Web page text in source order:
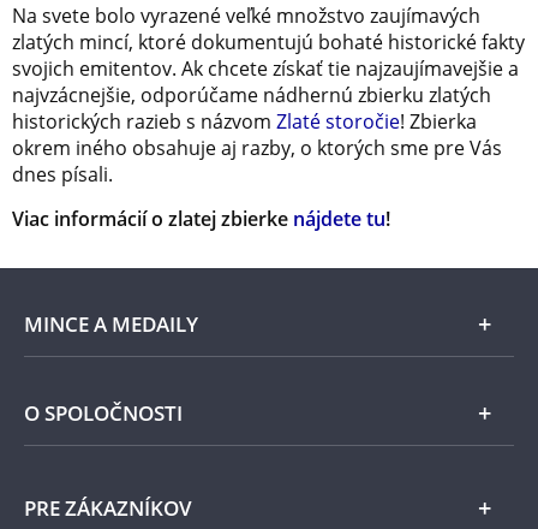
Na svete bolo vyrazené veľké množstvo zaujímavých
zlatých mincí, ktoré dokumentujú bohaté historické fakty
svojich emitentov. Ak chcete získať tie najzaujímavejšie a
najvzácnejšie, odporúčame nádhernú zbierku zlatých
historických razieb s názvom Zlaté storočie! Zbierka
okrem iného obsahuje aj razby, o ktorých sme pre Vás
dnes písali.
Viac informácií o zlatej zbierke nájdete tu!
MINCE A MEDAILY
Len v Národnej Pokladnici
Pamätné medaily
O SPOLOČNOSTI
PRE ZÁKAZNÍKOV